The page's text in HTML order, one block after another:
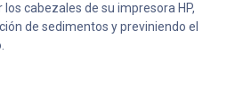
cabezales de su impresora HP,
de sedimentos y previniendo el